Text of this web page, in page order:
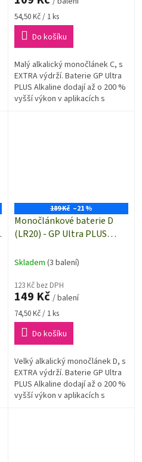
Měrná
cena:
54,50 Kč / 1 ks
Do košíku
Malý alkalický monočlánek C, s
EXTRA výdrží. Baterie GP Ultra
PLUS Alkaline dodají až o 200 %
vyšší výkon v aplikacích s
189 Kč –21 %
Monočlánkové baterie D
(LR20) - GP Ultra PLUS
Skladem (3 balení)
123 Kč bez DPH
149 Kč / balení
Měrná
cena:
74,50 Kč / 1 ks
Do košíku
Velký alkalický monočlánek D, s
EXTRA výdrží. Baterie GP Ultra
PLUS Alkaline dodají až o 200 %
vyšší výkon v aplikacích s